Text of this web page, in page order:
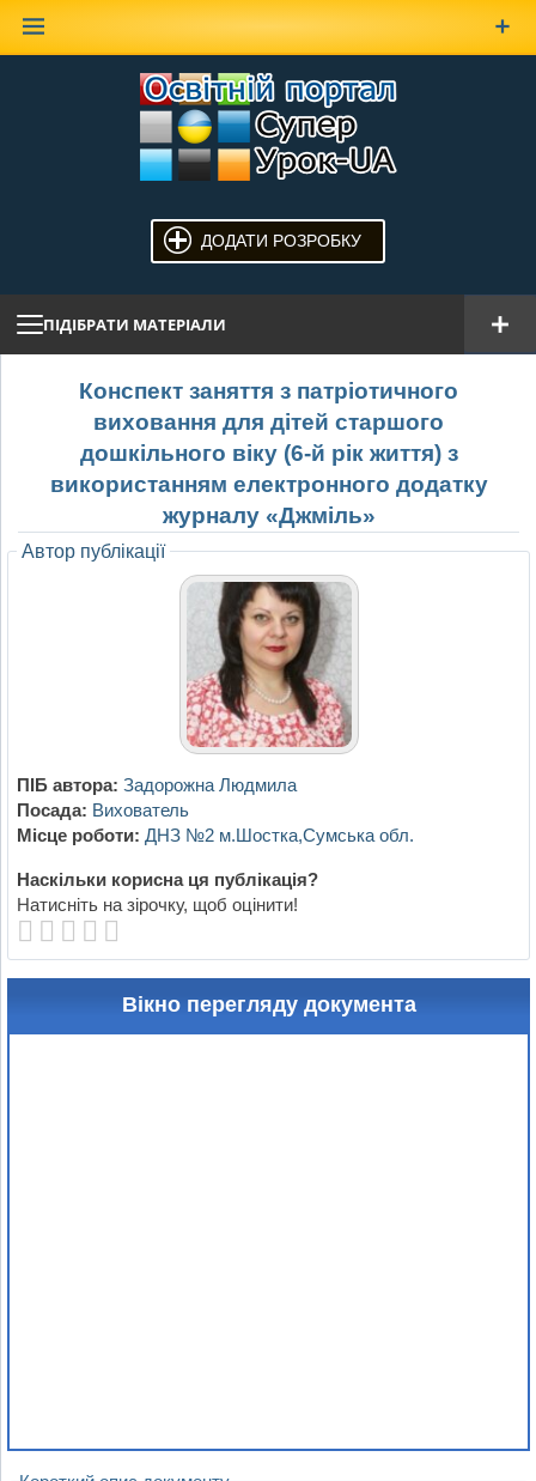
ДОДАТИ РОЗРОБКУ
ПІДІБРАТИ МАТЕРІАЛИ
Конспект заняття з патріотичного
виховання для дітей старшого
дошкільного віку (6-й рік життя) з
використанням електронного додатку
журналу «Джміль»
Автор публікації
ПІБ автора: Задорожна Людмила
Посада: Вихователь
Місце роботи: ДНЗ №2 м.Шостка,Сумська обл.
Наскільки корисна ця публікація?
Натисніть на зірочку, щоб оцінити!
Вікно перегляду документа